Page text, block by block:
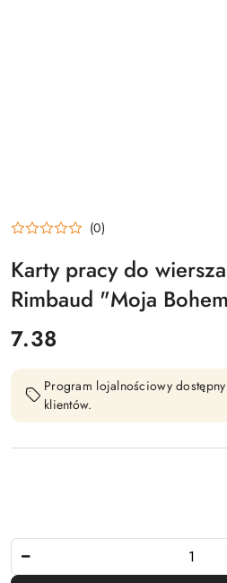
(0)
Karty pracy do
Rimbaud "Moja
cena:
7.38
Program lojalnościowy
klientów.